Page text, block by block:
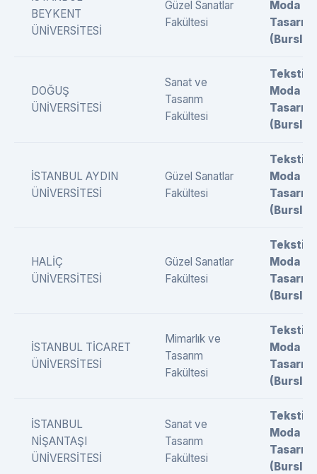
BEYKENT
ÜNİVERSİTESİ
Güzel Sanatlar
Fakültesi
Moda
Tasarımı
(Burslu)
DOĞUŞ
ÜNİVERSİTESİ
Sanat ve
Tasarım
Fakültesi
Tekstil
Moda
Tasarımı
(Burslu)
İSTANBUL AYDIN
ÜNİVERSİTESİ
Güzel Sanatlar
Fakültesi
Tekstil
Moda
Tasarımı
(Burslu)
HALİÇ
ÜNİVERSİTESİ
Güzel Sanatlar
Fakültesi
Tekstil
Moda
Tasarımı
(Burslu)
İSTANBUL TİCARET
ÜNİVERSİTESİ
Mimarlık ve
Tasarım
Fakültesi
Tekstil
Moda
Tasarımı
(Burslu)
İSTANBUL
NİŞANTAŞI
ÜNİVERSİTESİ
Sanat ve
Tasarım
Fakültesi
Tekstil
Moda
Tasarımı
(Burslu)